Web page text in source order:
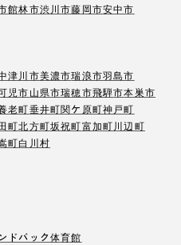
館林市渋川市藤岡市安中市
津川市美濃市瑞浪市羽島市
児市山県市瑞穂市飛騨市本巣市
老町垂井町関ケ原町神戸町
町北方町坂祝町富加町川辺町
町白川村
ドバック体育館